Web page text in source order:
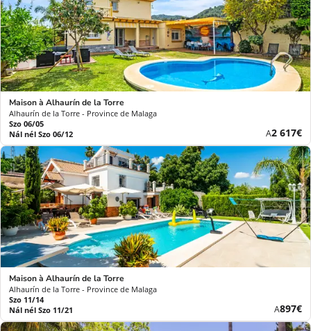
Maison à Alhaurín de la Torre
Alhaurín de la Torre - Province de Malaga
Szo 06/05
Nál nél Szo 06/12
AÚj
ár
2 617€
Maison à Alhaurín de la Torre
Alhaurín de la Torre - Province de Malaga
Szo 11/14
Nál nél Szo 11/21
AÚj
ár
897€